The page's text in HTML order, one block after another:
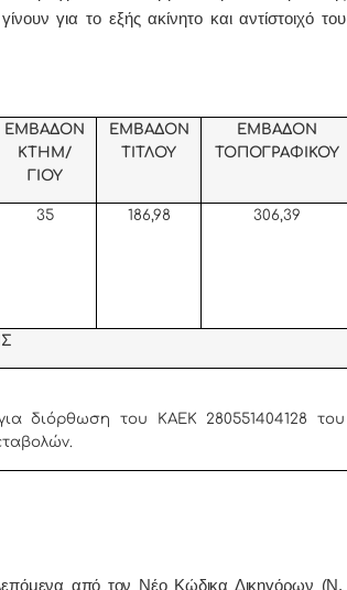
για το εξής ακίνητο και αντίστοιχό του
ΕΜΒΑΔΟΝ
ΚΤΗΜ/
ΓΙΟΥ
ΕΜΒΑΔΟΝ
ΤΙΤΛΟΥ
ΕΜΒΑΔΟΝ
ΤΟΠΟΓΡΑΦΙΚΟΥ
35 186,98 306,39
διόρθωση του ΚΑΕΚ 280551404128 του
από τον Νέο Κώδικα Δικηγόρων (Ν.